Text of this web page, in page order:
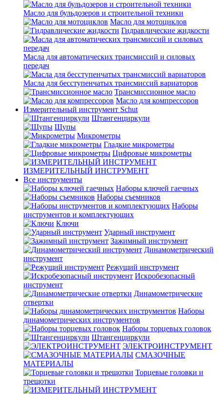
Масло для бульдозеров и строительной техники
Масло для мотоциклов
Гидравлические жидкости
Масла для автоматических трансмиссий и силовых
передач
Масла для бесступенчатых трансмиссий вариаторов
Трансмиссионное масло
Масло для компрессоров
Измерительный инструмент Schut
Штангенциркули
Щупы
Микрометры
Гладкие микрометры
Цифровые микрометры
ИЗМЕРИТЕЛЬНЫЙ ИНСТРУМЕНТ
Все инструменты
Наборы ключей гаечных
Наборы съемников
Наборы
инструментов и комплектующих
Ключи
Ударный инструмент
Зажимный инструмент
Динамометрический
инструмент
Режущий инструмент
Искробезопасный
инструмент
Динамометрические
отвертки
Наборы
динамометрических инструментов
Наборы торцевых головок
Штангенциркули
ЭЛЕКТРОИНСТРУМЕНТ
СМАЗОЧНЫЕ
МАТЕРИАЛЫ
Торцевые головки и
трещотки